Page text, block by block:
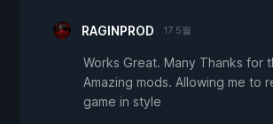
RAGINPROD 17 5월
Works Great. Many Thanks for
Amazing mods. Allowing me to
game in style